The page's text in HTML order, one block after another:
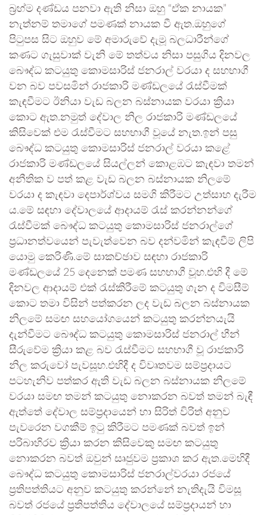
බ්‍රහ්ම දණ්ඩය පනවා ඇති නිසා ඔහු “ඒක නායක”
නැත්නම් තමාගේ පමණක් නායක වී ඇත.ඔහුගේ
පිටුපස සිට ඔහුව මේ අමාරුවේ දැමූ බලධාරීන්ගේ
කණට ගැසුවාක් වැනි මේ තත්වය නිසා පසුගිය දිනවල
බෞද්ධ කටයුතු කොමසාරිස් ජනරාල් වරයා ද සහභාගී
වන බව පවසමින් රාජකාරි මණ්ඩලයේ රැස්වීමක්
කැඳවීමට ඊනියා වැඩ බලන බස්නායක වරයා ක්‍රියා
කොට ඇත.නමුත් දේවාල නිල රාජකාරි මණ්ඩලයේ
කිසිවෙක් එම රැස්වීමට සහභාගී වූයේ නැත.ඉන් පසු
බෞද්ධ කටයුතු කොමසාරිස් ජනරාල් වරයා කළේ
රාජකාරි මණ්ඩලයේ සියල්ලන් කොළඹට කැඳවා තමන්
අනීතික ව පත් කළ වැඩ බලන බස්නායක නිලමේ
වරයා ද කැඳවා දෙපාර්ශ්වය සමගි කිරීමට උත්සාහ දැරීම
ය.මේ සඳහා දේවාලයේ ආදායම් රැස් කරන්නන්ගේ
රැස්වීමක් බෞද්ධ කටයුතු කොමසාරිස් ජනරාල්ගේ
ප්‍රධානත්වයෙන් පැවැත්වෙන බව දන්වමින් කැඳවීම් ලිපි
යොමු කෙරිණි.මේ සාකච්ඡාව සඳහා රාජකාරි
මණ්ඩලයේ 25 දෙනෙක් පමණ සහභාගී වූහ.එහි දී මේ
දිනවල ආදායම් එක් රැස්කිරීමේ කටයුතු ගැන ද විමසීම්
කොට තමා විසින් පත්කරන ලද වැඩ බලන බස්නායක
නිලමේ සමඟ සහයෝගයෙන් කටයුතු කරන්නයැයි
දැන්වීමට බෞද්ධ කටයුතු කොමසාරිස් ජනරාල් හීන්
සීරුවේම ක්‍රියා කළ බව රැස්වීමට සහභාගී වූ රාජකාරි
නිල කරුවෝ පැවසූහ.එහිදී ද විවෘතවම සම්ප්‍රදායට
පටහැනිව පත්කර ඇති වැඩ බලන බස්නායක නිලමේ
වරයා සමඟ තමන් කටයුතු නොකරන බවත් තමන් බැඳී
ඇත්තේ දේවාල සම්ප්‍රදායෙන් හා සිරිත් විරිත් අනුව
පැවරෙන වගකීම් ඉටු කිරීමට පමණක් බවත් ඉන්
පරිබාහිරව ක්‍රියා කරන කිසිවෙකු සමඟ කටයුතු
නොකරන බවත් ඔවුන් සෘජුවම ප්‍රකාශ කර ඇත.මෙහිදී
බෞද්ධ කටයුතු කොමසාරිස් ජනරාල්වරයා රජයේ
ප්‍රතිපත්තියට අනුව කටයුතු කරන්නේ නැතිදැයි විමසූ
බවත් රජයේ ප්‍රතිපත්තිය දේවාලයේ සම්ප්‍රදායන් හා